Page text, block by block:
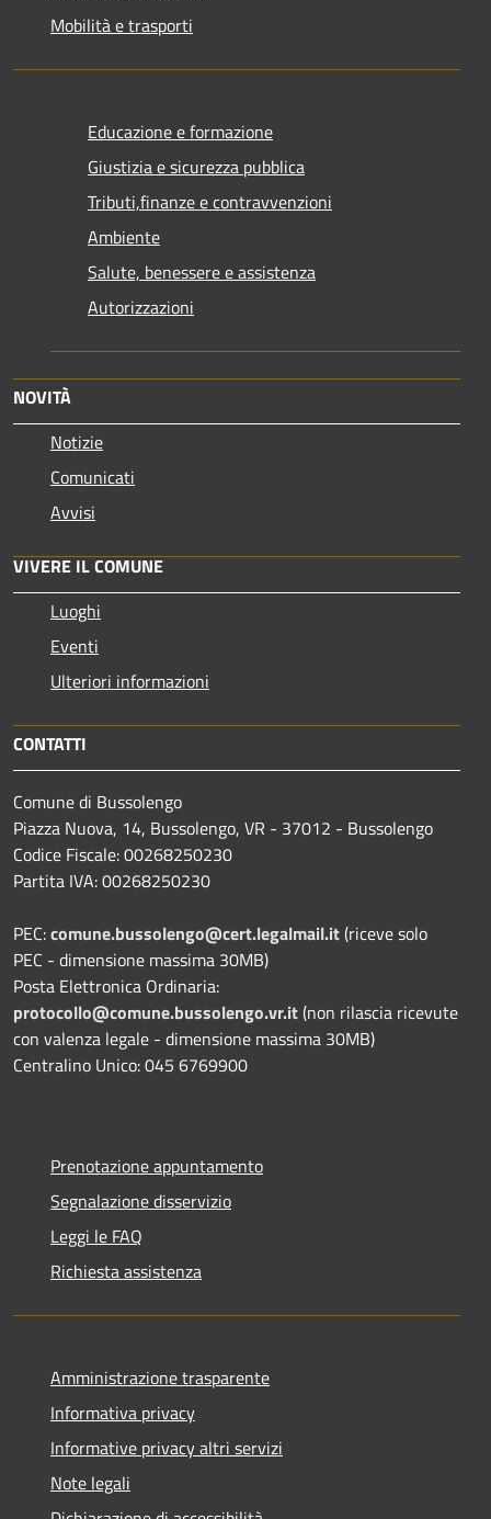
Mobilità e trasporti
Educazione e formazione
Giustizia e sicurezza pubblica
Tributi,finanze e contravvenzioni
Ambiente
Salute, benessere e assistenza
Autorizzazioni
NOVITÀ
Notizie
Comunicati
Avvisi
VIVERE IL COMUNE
Luoghi
Eventi
Ulteriori informazioni
CONTATTI
Comune di Bussolengo
Piazza Nuova, 14, Bussolengo, VR - 37012 - Bussolengo
Codice Fiscale: 00268250230
Partita IVA: 00268250230
PEC:comune.bussolengo@cert.legalmail.it(riceve solo
PEC - dimensione massima 30MB)
Posta Elettronica Ordinaria:
protocollo@comune.bussolengo.vr.it(non rilascia ricevute
con valenza legale - dimensione massima 30MB)
Centralino Unico: 045 6769900
Prenotazione appuntamento
Segnalazione disservizio
Leggi le FAQ
Richiesta assistenza
Amministrazione trasparente
Informativa privacy
Informative privacy altri servizi
Note legali